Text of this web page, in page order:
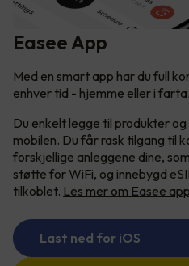
Easee App
Med en smart app har du full
enhver tid - hjemme eller i farta.
Du enkelt legge til produkter
mobilen. Du får rask tilgang til
forskjellige anleggene dine,
støtte for WiFi, og innebygd
tilkoblet. Les mer om Easee
Last ned for iOS